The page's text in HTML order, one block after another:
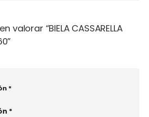
valorar “BIELA CASSARELLA
*
*